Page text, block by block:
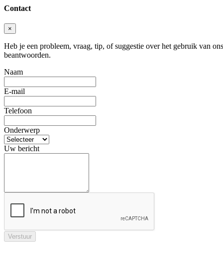
Contact
×
Heb je een probleem, vraag, tip, of suggestie over het gebruik van
beantwoorden.
Naam
E-mail
Telefoon
Onderwerp
Uw bericht